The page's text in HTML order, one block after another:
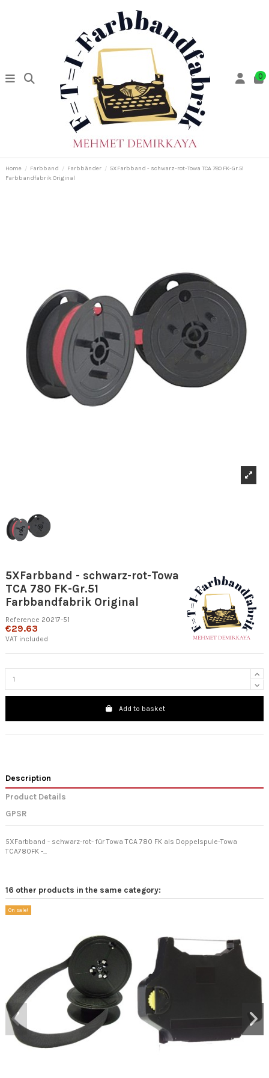
0
Home Farbband Farbbänder
5XFarbband - schwarz-rot-Towa TCA 780 FK-Gr.51
Farbbandfabrik Original
5XFarbband - schwarz-rot-Towa
TCA 780 FK-Gr.51
Farbbandfabrik Original
Reference 20217-51
€29.63
VAT included
Add to basket
Description
Product Details
GPSR
5XFarbband - schwarz-rot- für Towa TCA 780 FK als Doppelspule-Towa
TCA780FK -...
16 other products in the same category:
On sale!